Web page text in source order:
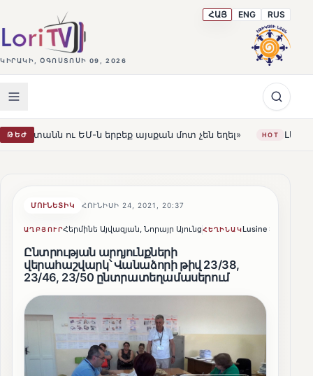
ԿԻՐԱԿԻ, ՕԳՈՍՏՈՍԻ 09, 2026
ՀԱՅ ENG RUS
ԹԵԺ
ն երբեք այսքան մոտ չեն եղել» HOT Լեռնահովիտի
ՄՈՒՆԵՏԻԿ ՀՈՒՆԻՍԻ 24, 2021, 20:37
ԱՂԲՅՈՒՐՀերմինե Այվազյան, Նորայր ԱյունցՀԵՂԻՆԱԿLusine Sargsyan
Ընտրության արդյունքների
վերահաշվարկ՝ Վանաձորի թիվ 23/38,
23/46, 23/50 ընտրատեղամասերում